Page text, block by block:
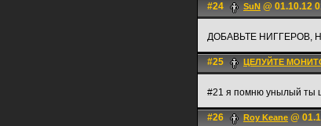
#24 SuN @ 01.10.12
ДОБАВЬТЕ НИГГЕРОВ,
#25 ЦЕЛУЙТЕ
#21 я помню унылый ты
#26 Roy Keane @